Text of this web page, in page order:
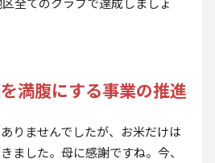
満腹にする事業の推進
りませんでしたが、お米だけは
ました。母に感謝ですね。今、